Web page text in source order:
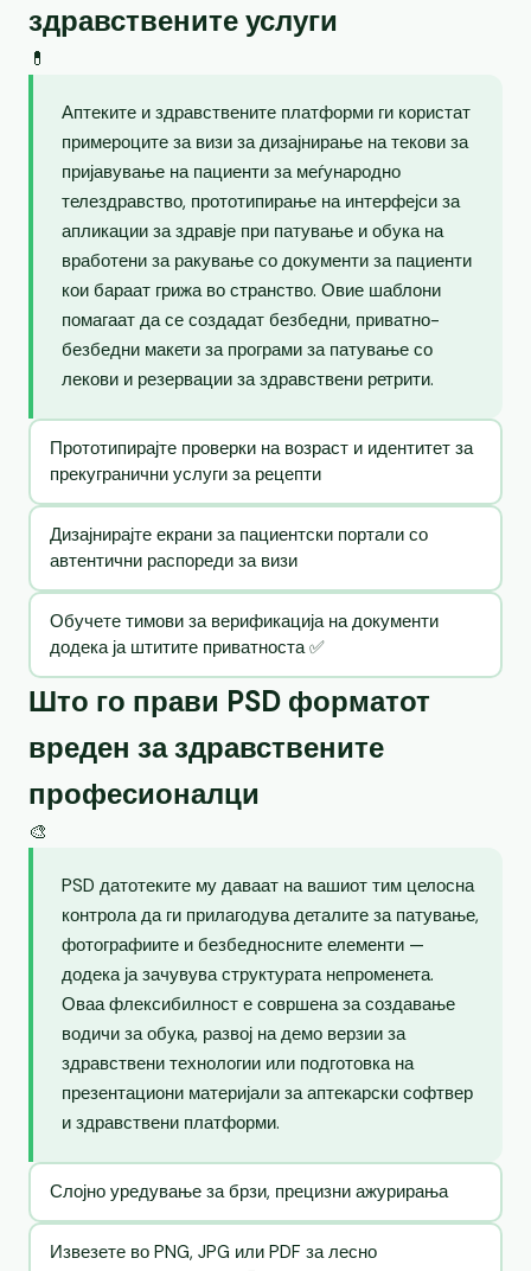
здравствените услуги
💊
Аптеките и здравствените платформи ги користат
примероците за визи за дизајнирање на текови за
пријавување на пациенти за меѓународно
телездравство, прототипирање на интерфејси за
апликации за здравје при патување и обука на
вработени за ракување со документи за пациенти
кои бараат грижа во странство. Овие шаблони
помагаат да се создадат безбедни, приватно-
безбедни макети за програми за патување со
лекови и резервации за здравствени ретрити.
Прототипирајте проверки на возраст и идентитет за
прекугранични услуги за рецепти
Дизајнирајте екрани за пациентски портали со
автентични распореди за визи
Обучете тимови за верификација на документи
додека ја штитите приватноста ✅
Што го прави PSD форматот
вреден за здравствените
професионалци
🎨
PSD датотеките му даваат на вашиот тим целосна
контрола да ги прилагодува деталите за патување,
фотографиите и безбедносните елементи —
додека ја зачувува структурата непроменета.
Оваа флексибилност е совршена за создавање
водичи за обука, развој на демо верзии за
здравствени технологии или подготовка на
презентациони материјали за аптекарски софтвер
и здравствени платформи.
Слојно уредување за брзи, прецизни ажурирања
Извезете во PNG, JPG или PDF за лесно